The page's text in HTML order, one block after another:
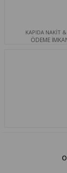
KAPIDA NAKİT
ÖDEME